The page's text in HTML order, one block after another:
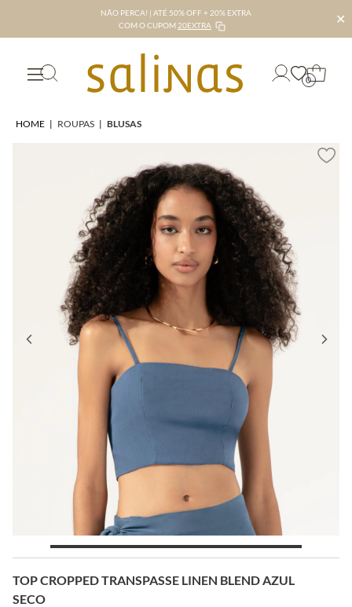
NÃO PERCA! | ATÉ 50% OFF + 20% EXTRA
COM O CUPOM 20EXTRA ✕
0
HOME | ROUPAS | BLUSAS
TOP CROPPED TRANSPASSE LINEN BLEND AZUL
SECO